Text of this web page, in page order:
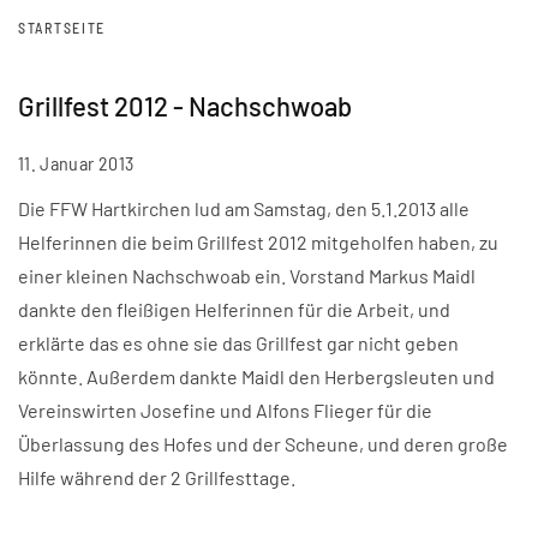
STARTSEITE
Grillfest 2012 - Nachschwoab
11. Januar 2013
Die FFW Hartkirchen lud am Samstag, den 5.1.2013 alle
Helferinnen die beim Grillfest 2012 mitgeholfen haben, zu
einer kleinen Nachschwoab ein. Vorstand Markus Maidl
dankte den fleißigen Helferinnen für die Arbeit, und
erklärte das es ohne sie das Grillfest gar nicht geben
könnte. Außerdem dankte Maidl den Herbergsleuten und
Vereinswirten Josefine und Alfons Flieger für die
Überlassung des Hofes und der Scheune, und deren große
Hilfe während der 2 Grillfesttage.